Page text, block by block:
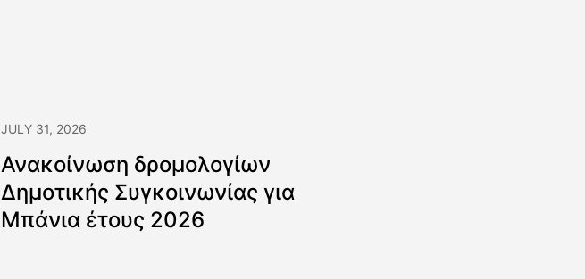
JULY 31, 2026
Ανακοίνωση δρομολογίων
Δημοτικής Συγκοινωνίας για
Μπάνια έτους 2026